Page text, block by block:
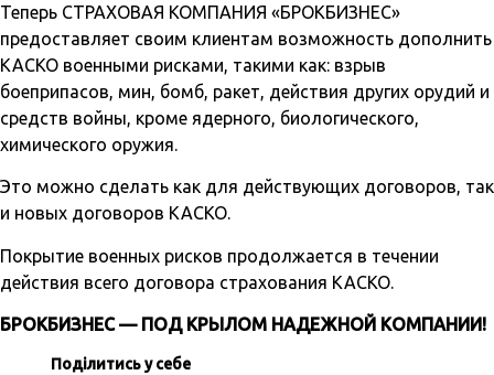
Теперь СТРАХОВАЯ КОМПАНИЯ «БРОКБИЗНЕС»
предоставляет своим клиентам возможность дополнить
КАСКО военными рисками, такими как: взрыв
боеприпасов, мин, бомб, ракет, действия других орудий и
средств войны, кроме ядерного, биологического,
химического оружия.
Это можно сделать как для действующих договоров, так
и новых договоров КАСКО.
Покрытие военных рисков продолжается в течении
действия всего договора страхования КАСКО.
БРОКБИЗНЕС — ПОД КРЫЛОМ НАДЕЖНОЙ КОМПАНИИ!
Поділитись у себе